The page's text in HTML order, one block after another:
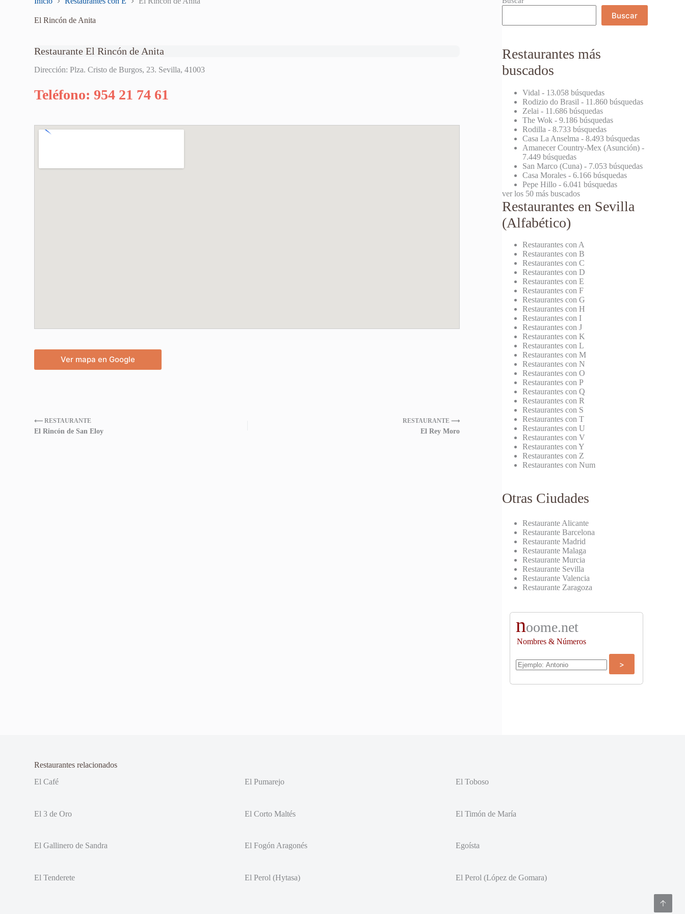
El Rincón de Anita
Restaurante El Rincón de Anita
Dirección: Plza. Cristo de Burgos, 23. Sevilla, 41003
Teléfono: 954 21 74 61
Ver mapa en Google
⟵ RESTAURANTE
El Rincón de San Eloy
RESTAURANTE ⟶
El Rey Moro
Buscar
Restaurantes más
buscados
Vidal - 13.058 búsquedas
Rodizio do Brasil - 11.860 búsquedas
Zelai - 11.686 búsquedas
The Wok - 9.186 búsquedas
Rodilla - 8.733 búsquedas
Casa La Anselma - 8.493 búsquedas
Amanecer Country-Mex (Asunción) -
7.449 búsquedas
San Marco (Cuna) - 7.053 búsquedas
Casa Morales - 6.166 búsquedas
Pepe Hillo - 6.041 búsquedas
ver los 50 más buscados
Restaurantes en Sevilla
(Alfabético)
Restaurantes con A
Restaurantes con B
Restaurantes con C
Restaurantes con D
Restaurantes con E
Restaurantes con F
Restaurantes con G
Restaurantes con H
Restaurantes con I
Restaurantes con J
Restaurantes con K
Restaurantes con L
Restaurantes con M
Restaurantes con N
Restaurantes con O
Restaurantes con P
Restaurantes con Q
Restaurantes con R
Restaurantes con S
Restaurantes con T
Restaurantes con U
Restaurantes con V
Restaurantes con Y
Restaurantes con Z
Restaurantes con Num
Otras Ciudades
Restaurante Alicante
Restaurante Barcelona
Restaurante Madrid
Restaurante Malaga
Restaurante Murcia
Restaurante Sevilla
Restaurante Valencia
Restaurante Zaragoza
noome.net
Nombres & Números
Restaurantes relacionados
El Café
El Pumarejo El Toboso
El 3 de Oro El Corto Maltés El Timón de María
El Gallinero de Sandra El Fogón Aragonés Egoísta
El Tenderete El Perol (Hytasa) El Perol (López de Gomara)